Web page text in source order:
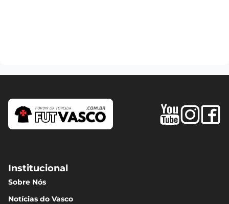
Institucional
Sobre Nós
Notícias do Vasco